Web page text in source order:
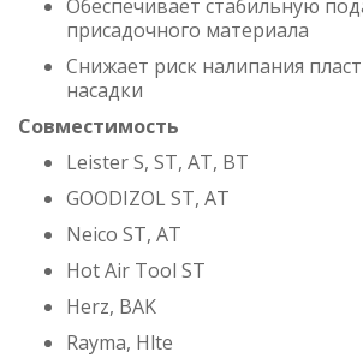
Обеспечивает стабильную
присадочного материала
Снижает риск налипания
насадки
Совместимость
Leister S, ST, AT, BT
GOODIZOL ST, AT
Neico ST, AT
Hot Air Tool ST
Herz, BAK
Rayma, Hlte